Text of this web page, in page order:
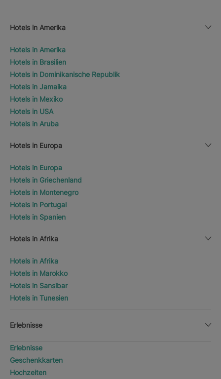
Hotels in Amerika
Hotels in Amerika
Hotels in Brasilien
Hotels in Dominikanische Republik
Hotels in Jamaika
Hotels in Mexiko
Hotels in USA
Hotels in Aruba
Hotels in Europa
Hotels in Europa
Hotels in Griechenland
Hotels in Montenegro
Hotels in Portugal
Hotels in Spanien
Hotels in Afrika
Hotels in Afrika
Hotels in Marokko
Hotels in Sansibar
Hotels in Tunesien
Erlebnisse
Erlebnisse
Geschenkkarten
Hochzeiten